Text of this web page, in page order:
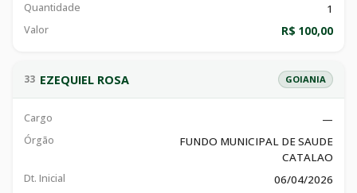
Quantidade 1
Valor R$ 100,00
33 EZEQUIEL ROSA GOIANIA
Cargo —
Órgão
FUNDO MUNICIPAL DE SAUDE
CATALAO
Dt. Inicial 06/04/2026